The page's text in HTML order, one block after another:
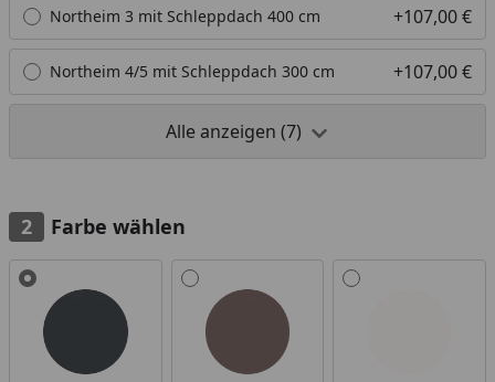
Northeim 3 mit Schleppdach 400 cm +107,00 €
Northeim 4/5 mit Schleppdach 300 cm +107,00 €
Alle anzeigen (7)
Farbe wählen
Alle anzeigen (3)